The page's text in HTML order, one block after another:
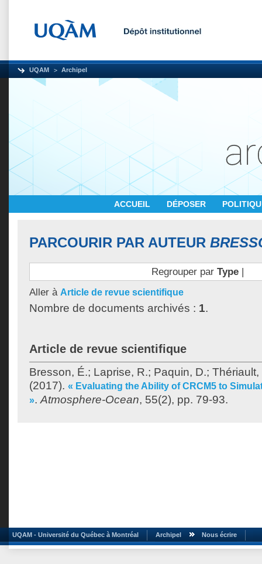
UQAM Archipel
ACCUEIL DÉPOSER
PARCOURIR PAR AUTEUR
Regrouper par Type|
Aller à Article de revue scientifique
Nombre de documents archivés : 1.
Article de revue scientifique
Bresson, É.; Laprise, R.; Paquin, D.; Thériault,
(2017). « Evaluating the Ability of CRCM5 to
». Atmosphere-Ocean, 55(2), pp. 79-93.
UQAM - Université du Québec à Montréal Archipel Nous écrire